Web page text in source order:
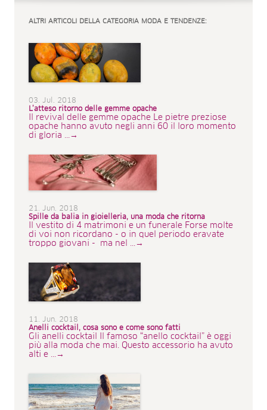
ALTRI ARTICOLI DELLA CATEGORIA MODA E TENDENZE:
03. Jul. 2018
L’atteso ritorno delle gemme opache
Il revival delle gemme opache Le pietre preziose
opache hanno avuto negli anni 60 il loro momento
di gloria ...→
21. Jun. 2018
Spille da balia in gioielleria, una moda che ritorna
Il vestito di 4 matrimoni e un funerale Forse molte
di voi non ricordano - o in quel periodo eravate
troppo giovani - ma nel ...→
11. Jun. 2018
Anelli cocktail, cosa sono e come sono fatti
Gli anelli cocktail Il famoso “anello cocktail” è oggi
più alla moda che mai. Questo accessorio ha avuto
alti e ...→